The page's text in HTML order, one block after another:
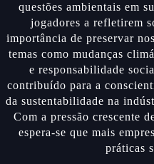
questões ambientais em
jogadores a refletirem
importância de preservar
temas como mudanças
e responsabilidade
contribuído para a
da sustentabilidade na
Com a pressão crescente
espera-se que mais
práticas